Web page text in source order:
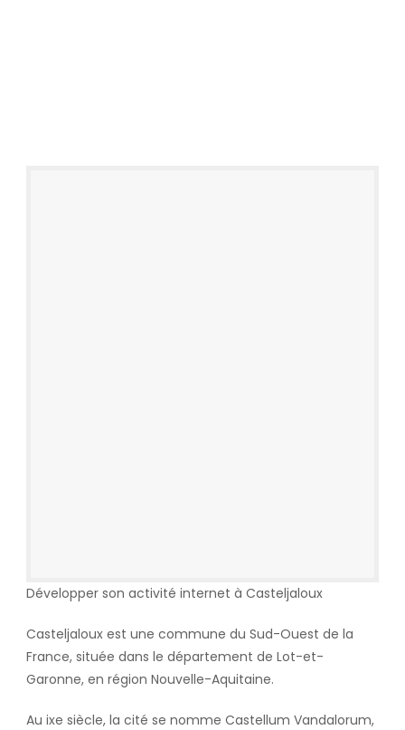
Développer son activité internet à Casteljaloux
Casteljaloux est une commune du Sud-Ouest de la
France, située dans le département de Lot-et-
Garonne, en région Nouvelle-Aquitaine.
Au ixe siècle, la cité se nomme Castellum Vandalorum,